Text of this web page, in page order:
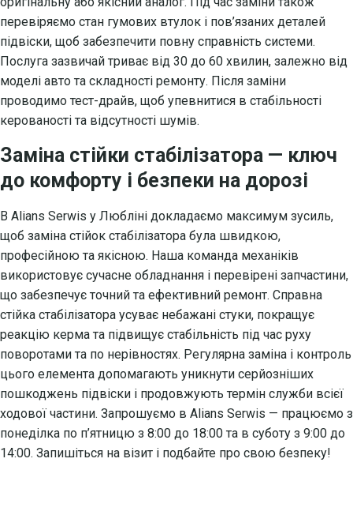
перевіряємо стан гумових втулок і пов’язаних деталей
підвіски, щоб забезпечити повну справність системи.
Послуга зазвичай триває від 30 до 60 хвилин, залежно від
моделі авто та складності ремонту. Після заміни
проводимо тест-драйв, щоб упевнитися в стабільності
керованості та відсутності шумів.
Заміна стійки стабілізатора — ключ
до комфорту і безпеки на дорозі
В Alians Serwis у Любліні докладаємо максимум зусиль,
щоб заміна стійок стабілізатора була швидкою,
професійною та якісною. Наша команда механіків
використовує сучасне обладнання і перевірені запчастини,
що забезпечує точний та ефективний ремонт. Справна
стійка стабілізатора усуває небажані стуки, покращує
реакцію керма та підвищує стабільність під час руху
поворотами та по нерівностях. Регулярна заміна і контроль
цього елемента допомагають уникнути серйозніших
пошкоджень підвіски і продовжують термін служби всієї
ходової частини. Запрошуємо в Alians Serwis — працюємо з
понеділка по п’ятницю з 8:00 до 18:00 та в суботу з 9:00 до
14:00. Запишіться на візит і подбайте про свою безпеку!